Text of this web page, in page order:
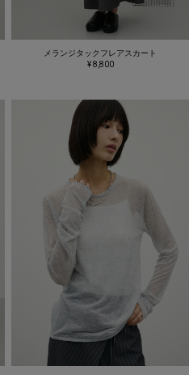
メランジタックフレアスカート
¥ 8,800